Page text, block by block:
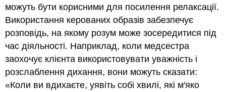
можуть бути корисними для посилення релаксації.
Використання керованих образів забезпечує
розповідь, на якому розум може зосередитися під
час діяльності. Наприклад, коли медсестра
заохочує клієнта використовувати уважність і
розслаблення дихання, вони можуть сказати:
«Коли ви вдихаєте, уявіть собі хвилі, які м'яко